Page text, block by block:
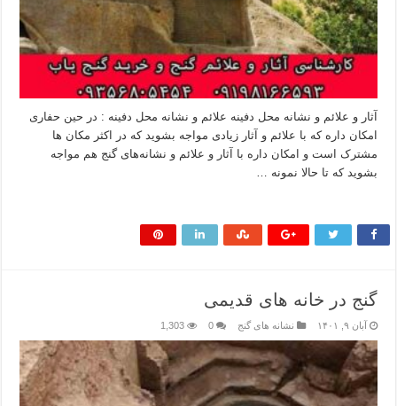
آثار و علائم و نشانه‌ محل دفینه علائم و نشانه‌ محل دفینه : در حین حفاری
امکان داره که با علائم و آثار زیادی مواجه بشوید که در اکثر مکان ها
مشترک است و امکان داره با آثار و علائم و نشانه‌های گنج هم مواجه
بشوید که تا حالا نمونه …
گنج در خانه های قدیمی
آبان ۹, ۱۴۰۱ نشانه های گنج 0
1,303